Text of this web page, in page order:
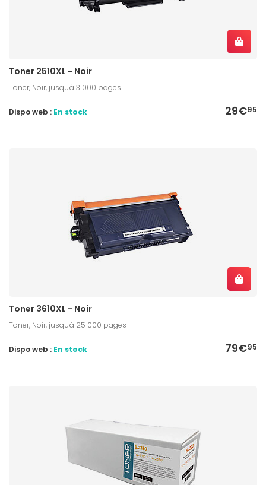
Toner 2510XL - Noir
Toner, Noir, jusqu'à 3 000 pages
29€95
Dispo web : En stock
Toner 3610XL - Noir
Toner, Noir, jusqu'à 25 000 pages
79€95
Dispo web : En stock